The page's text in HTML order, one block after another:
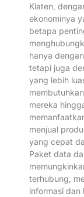
Klaten,
ekonominya
betapa
hanya
tetapi juga
yang lebih
mereka
menjual
yang cepat
Paket data
terhubung,
informasi dan